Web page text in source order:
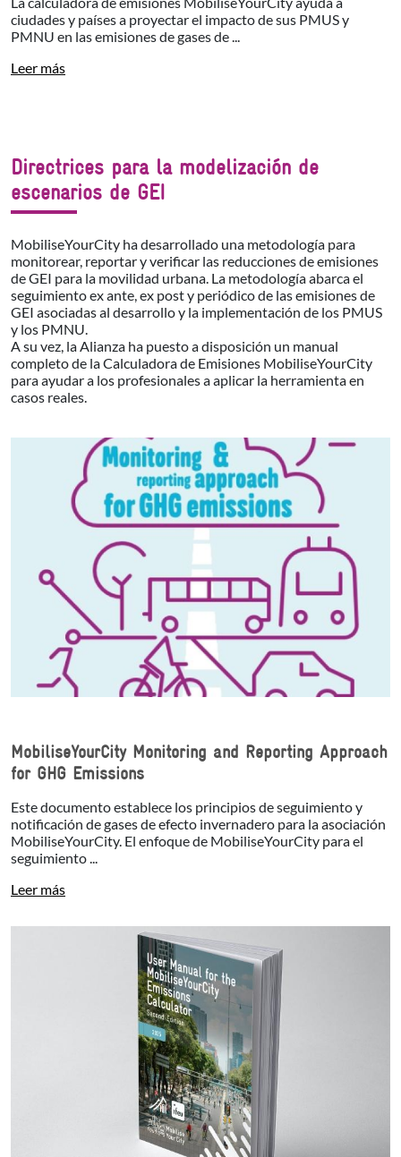
ciudades y países a proyectar el impacto de sus PMUS y
PMNU en las emisiones de gases de ...
Leer más
Directrices para la modelización de
escenarios de GEI
MobiliseYourCity ha desarrollado una metodología para
monitorear, reportar y verificar las reducciones de emisiones
de GEI para la movilidad urbana. La metodología abarca el
seguimiento ex ante, ex post y periódico de las emisiones de
GEI asociadas al desarrollo y la implementación de los PMUS
y los PMNU.
A su vez, la Alianza ha puesto a disposición un manual
completo de la Calculadora de Emisiones MobiliseYourCity
para ayudar a los profesionales a aplicar la herramienta en
casos reales.
MobiliseYourCity Monitoring and Reporting Approach
for GHG Emissions
Este documento establece los principios de seguimiento y
notificación de gases de efecto invernadero para la asociación
MobiliseYourCity. El enfoque de MobiliseYourCity para el
seguimiento ...
Leer más